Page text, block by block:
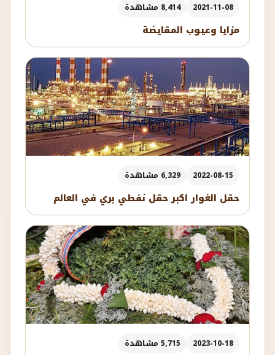
2021-11-08 8,414 مشاهدة
مزايا وعيوب المقايضة
2022-08-15 6,329 مشاهدة
حقل الغوار اكبر حقل نفطي بري في العالم
2023-10-18 5,715 مشاهدة